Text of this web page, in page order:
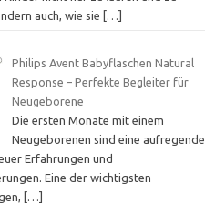
auch, wie sie
[…]
Philips Avent Babyflaschen Natural
Response – Perfekte Begleiter für
Neugeborene
Die ersten Monate mit einem
Neugeborenen sind eine aufregende
Erfahrungen und
Eine der wichtigsten
[…]